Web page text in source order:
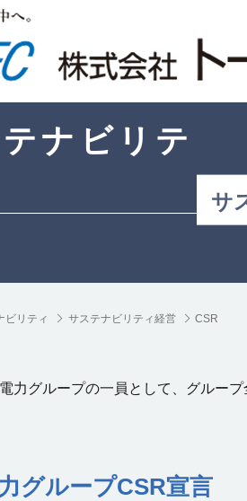
ナビリテ
サ
ビリティ サステナビリティ経営 CSR
力グループの一員として、グルー
グループCSR宣言